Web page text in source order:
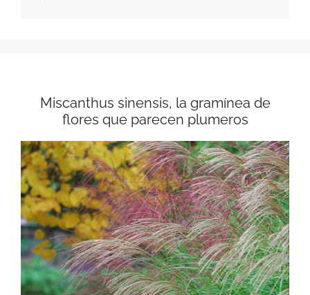
Miscanthus sinensis, la gramínea de
flores que parecen plumeros